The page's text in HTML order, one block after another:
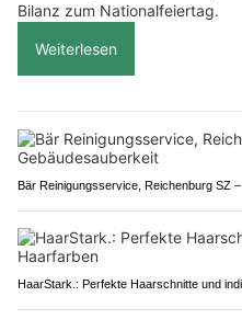
Bilanz zum Nationalfeiertag.
Weiterlesen
Bär Reinigungsservice, Reichenburg SZ
HaarStark.: Perfekte Haarschnitte und